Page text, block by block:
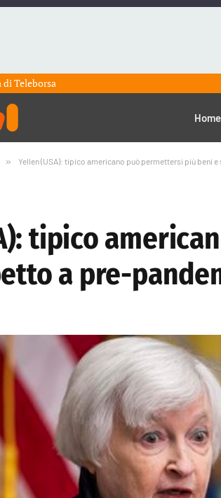
diTeleborsa
Home
» Yellen (USA): tipico americano può permettersi più beni
tipico
a pre-